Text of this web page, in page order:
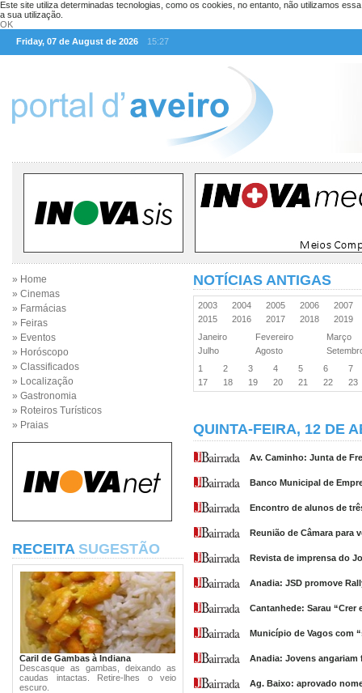
Este site utiliza determinadas tecnologias, como os cookies, no entanto, não utilizamos
a sua utilização.
OK
Friday, 07 de August de 2026
15:27
» Home
» Cinemas
» Farmácias
» Feiras
» Eventos
» Horóscopo
» Classificados
» Localização
» Gastronomia
» Roteiros Turísticos
» Praias
RECEITA SUGESTÃO
Caril de Gambas à Indiana
Descasque as gambas, deixando as
caudas intactas. Retire-lhes o veio
escuro.
NOTÍCIAS ANTIGAS
2003 2004 2005 2006
2007
2015
2016 2017 2018
2019
Janeiro
Fevereiro
Março
Julho
Agosto
1
2 3 4 5 6
7
17
18 19 20 21 22 23
QUINTA-FEIRA, 12 DE
Av. Caminho: Junta de
Banco Municipal de
Encontro de alunos de
Reunião de Câmara para
Revista de imprensa do
Anadia: JSD promove
Cantanhede: Sarau “Crer
Município de Vagos com
Anadia: Jovens
Ag. Baixo: aprovado